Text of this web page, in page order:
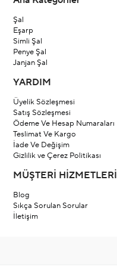
Şal
Eşarp
Simli Şal
Penye Şal
Janjan Şal
YARDIM
Üyelik Sözleşmesi
Satış Sözleşmesi
Ödeme Ve Hesap Numaraları
Teslimat Ve Kargo
İade Ve Değişim
Gizlilik ve Çerez Politikası
MÜŞTERİ HİZMETLERİ
Blog
Sıkça Sorulan Sorular
İletişim